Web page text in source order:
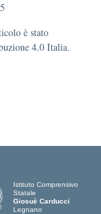
è stato
4.0 Italia.
Istituto Comprensivo
Statale
Giosuè Carducci
Legnano